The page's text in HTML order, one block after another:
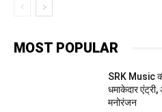
MOST POPULAR
SRK Music
धमाकेदार
मनोरंजन